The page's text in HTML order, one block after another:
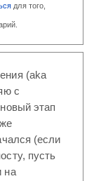
для того,
(aka
с
этап
(если
пусть
на